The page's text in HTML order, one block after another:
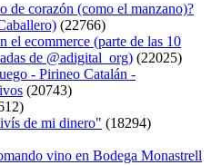
de corazón (como el manzano)?
(22766)
el ecommerce (parte de las 10
de @adigital_org) (22025)
- Pirineo Catalán -
(20743)
de mi dinero" (18294)
vino en Bodega Monastrell